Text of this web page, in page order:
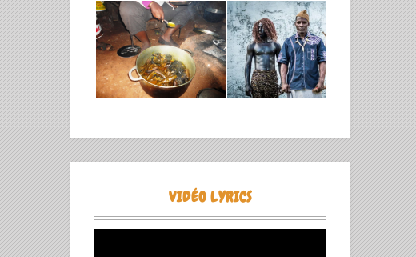
VIDÉO LYRICS